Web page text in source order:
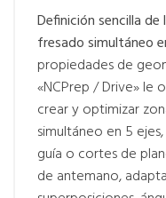
Definición sencilla
fresado simultáneo
propiedades de
«NCPrep / Drive» le
crear y optimizar
simultáneo en 5
guía o cortes de
de antemano,